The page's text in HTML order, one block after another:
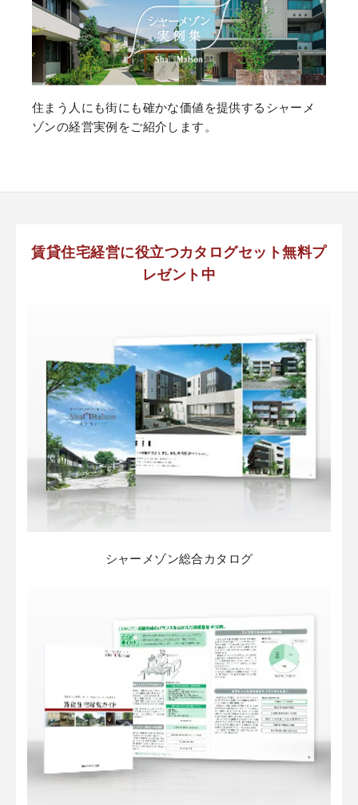
住まう人にも街にも確かな価値を提供するシャーメ
ゾンの経営実例をご紹介します。
賃貸住宅経営に役立つカタログセット無料プ
レゼント中
シャーメゾン総合カタログ